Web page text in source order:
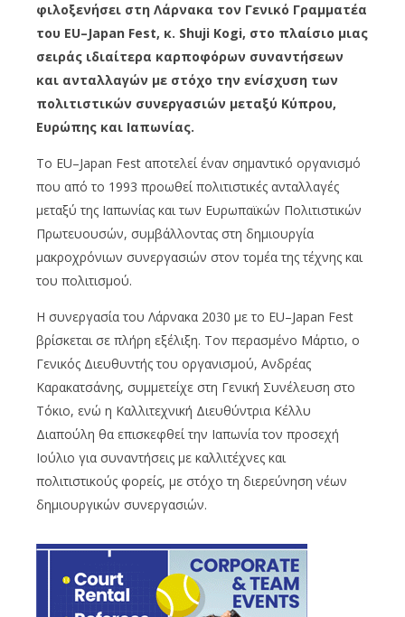
φιλοξενήσει στη Λάρνακα τον Γενικό Γραμματέα
του EU–Japan Fest, κ. Shuji Kogi, στο πλαίσιο μιας
σειράς ιδιαίτερα καρποφόρων συναντήσεων
και ανταλλαγών με στόχο την ενίσχυση των
πολιτιστικών συνεργασιών μεταξύ Κύπρου,
Ευρώπης και Ιαπωνίας.
Το EU–Japan Fest αποτελεί έναν σημαντικό οργανισμό
που από το 1993 προωθεί πολιτιστικές ανταλλαγές
μεταξύ της Ιαπωνίας και των Ευρωπαϊκών Πολιτιστικών
Πρωτευουσών, συμβάλλοντας στη δημιουργία
μακροχρόνιων συνεργασιών στον τομέα της τέχνης και
του πολιτισμού.
Η συνεργασία του Λάρνακα 2030 με το EU–Japan Fest
βρίσκεται σε πλήρη εξέλιξη. Τον περασμένο Μάρτιο, ο
Γενικός Διευθυντής του οργανισμού, Ανδρέας
Καρακατσάνης, συμμετείχε στη Γενική Συνέλευση στο
Τόκιο, ενώ η Καλλιτεχνική Διευθύντρια Κέλλυ
Διαπούλη θα επισκεφθεί την Ιαπωνία τον προσεχή
Ιούλιο για συναντήσεις με καλλιτέχνες και
πολιτιστικούς φορείς, με στόχο τη διερεύνηση νέων
δημιουργικών συνεργασιών.